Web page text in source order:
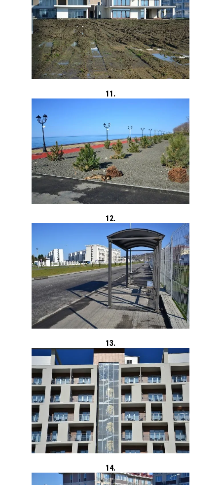
11.
12.
13.
14.